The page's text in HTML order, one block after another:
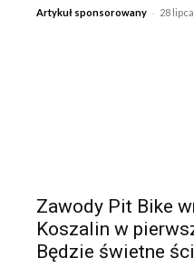
Artykuł sponsorowany - 28
Zawody Pit Bike
Koszalin w
Będzie świetne